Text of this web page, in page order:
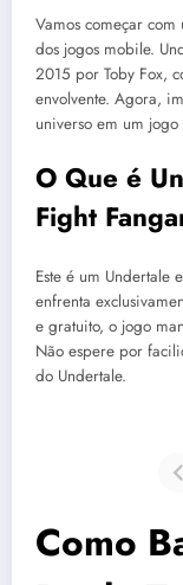
Vamos começar
dos jogos mobile.
2015 por Toby Fox,
envolvente. Agora,
universo em um
O Que é
Fight
Este é um Undertale
enfrenta
e gratuito, o jogo
Não espere por
do Undertale.
Como